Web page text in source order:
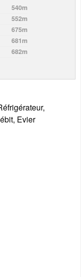
540m
552m
675m
681m
682m
Evier